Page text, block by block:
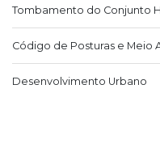
Tombamento do Conjunto
Código de Posturas e Meio
Desenvolvimento Urbano